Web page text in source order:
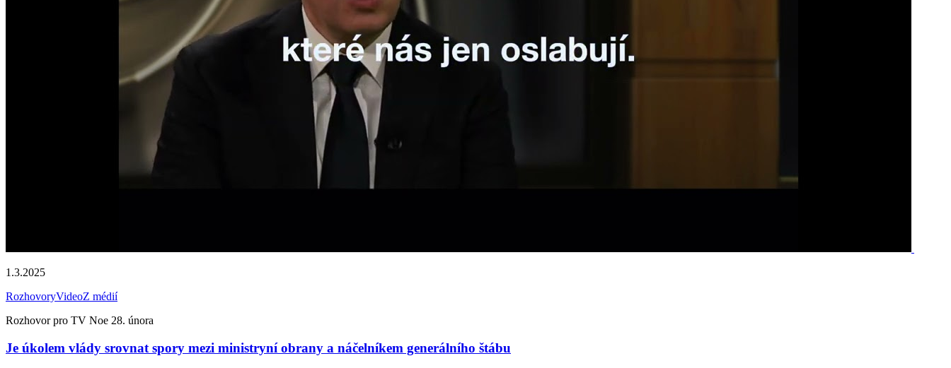
1.3.2025
RozhovoryVideoZ médií
Rozhovor pro TV Noe 28. února
Je úkolem vlády srovnat spory mezi ministryní obrany a náčelníkem generálního štábu